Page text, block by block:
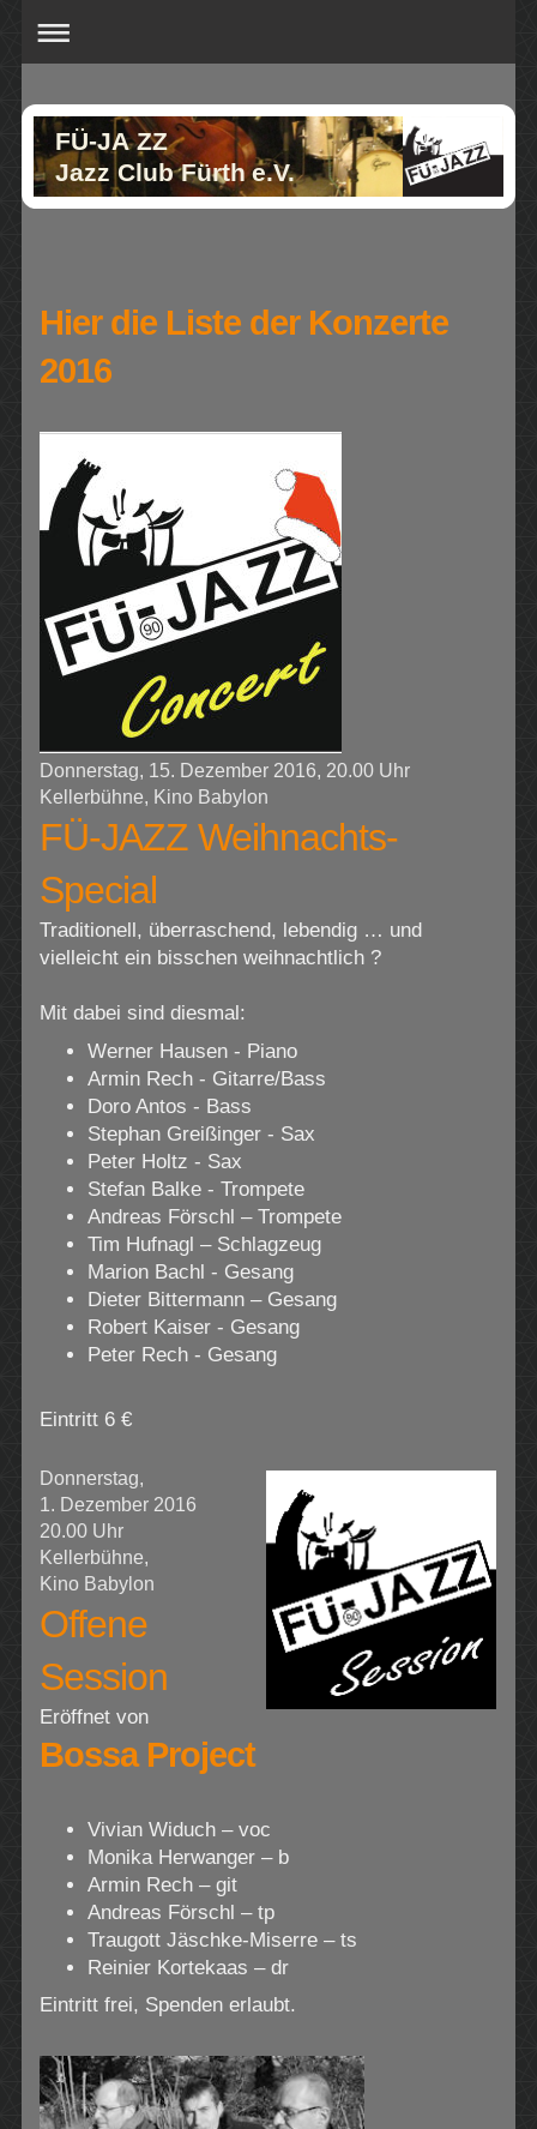
FÜ-JA ZZ
Jazz Club Fürth e.V.
Hier die Liste der Konzerte
2016
Donnerstag, 15. Dezember 2016, 20.00 Uhr
Kellerbühne, Kino Babylon
FÜ-JAZZ Weihnachts-
Special
Traditionell, überraschend, lebendig … und
vielleicht ein bisschen weihnachtlich ?
Mit dabei sind diesmal:
Werner Hausen - Piano
Armin Rech - Gitarre/Bass
Doro Antos - Bass
Stephan Greißinger - Sax
Peter Holtz - Sax
Stefan Balke - Trompete
Andreas Förschl – Trompete
Tim Hufnagl – Schlagzeug
Marion Bachl - Gesang
Dieter Bittermann – Gesang
Robert Kaiser - Gesang
Peter Rech - Gesang
Eintritt 6 €
Donnerstag,
1. Dezember 2016
20.00 Uhr
Kellerbühne,
Kino Babylon
Offene
Session
Eröffnet von
Bossa Project
Vivian Widuch – voc
Monika Herwanger – b
Armin Rech – git
Andreas Förschl – tp
Traugott Jäschke-Miserre – ts
Reinier Kortekaas – dr
Eintritt frei, Spenden erlaubt.